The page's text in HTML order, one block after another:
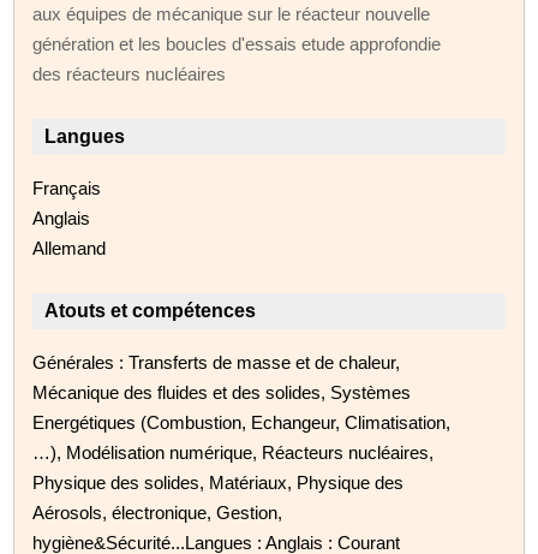
aux équipes de mécanique sur le réacteur nouvelle
génération et les boucles d'essais etude approfondie
des réacteurs nucléaires
Langues
Français
Anglais
Allemand
Atouts et compétences
Générales : Transferts de masse et de chaleur,
Mécanique des fluides et des solides, Systèmes
Energétiques (Combustion, Echangeur, Climatisation,
…), Modélisation numérique, Réacteurs nucléaires,
Physique des solides, Matériaux, Physique des
Aérosols, électronique, Gestion,
hygiène&Sécurité...Langues : Anglais : Courant